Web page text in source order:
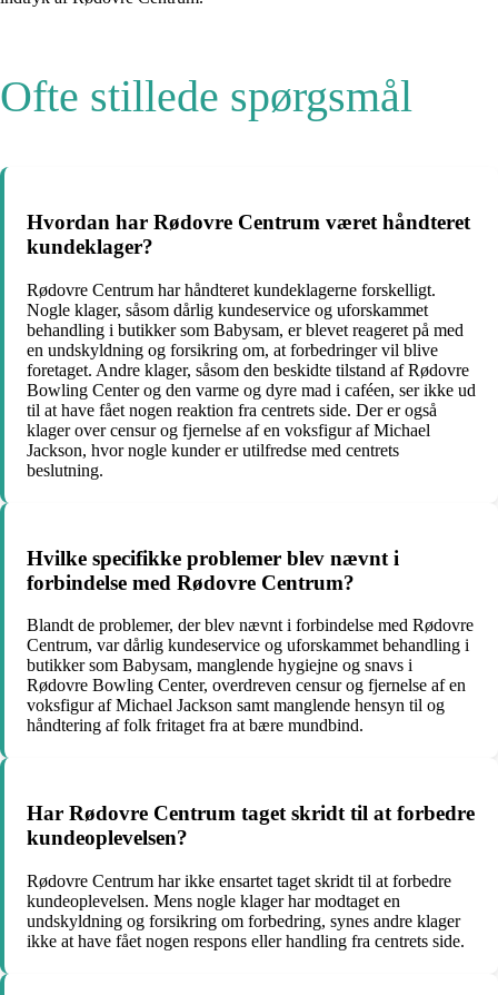
Ofte stillede spørgsmål
Hvordan har Rødovre Centrum været håndteret
kundeklager?
Rødovre Centrum har håndteret kundeklagerne forskelligt.
Nogle klager, såsom dårlig kundeservice og uforskammet
behandling i butikker som Babysam, er blevet reageret på med
en undskyldning og forsikring om, at forbedringer vil blive
foretaget. Andre klager, såsom den beskidte tilstand af Rødovre
Bowling Center og den varme og dyre mad i caféen, ser ikke ud
til at have fået nogen reaktion fra centrets side. Der er også
klager over censur og fjernelse af en voksfigur af Michael
Jackson, hvor nogle kunder er utilfredse med centrets
beslutning.
Hvilke specifikke problemer blev nævnt i
forbindelse med Rødovre Centrum?
Blandt de problemer, der blev nævnt i forbindelse med Rødovre
Centrum, var dårlig kundeservice og uforskammet behandling i
butikker som Babysam, manglende hygiejne og snavs i
Rødovre Bowling Center, overdreven censur og fjernelse af en
voksfigur af Michael Jackson samt manglende hensyn til og
håndtering af folk fritaget fra at bære mundbind.
Har Rødovre Centrum taget skridt til at forbedre
kundeoplevelsen?
Rødovre Centrum har ikke ensartet taget skridt til at forbedre
kundeoplevelsen. Mens nogle klager har modtaget en
undskyldning og forsikring om forbedring, synes andre klager
ikke at have fået nogen respons eller handling fra centrets side.